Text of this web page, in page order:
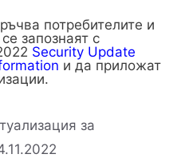
потребителите и
запознаят с
Security Update
и да приложат
за